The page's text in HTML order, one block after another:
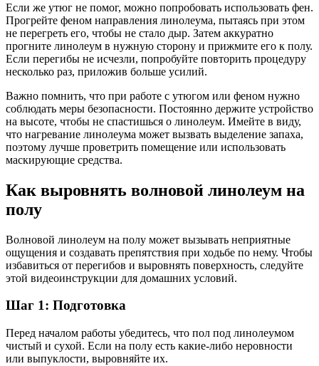
Если же утюг не помог, можно попробовать использовать фен.
Прогрейте феном направления линолеума, пытаясь при этом
не перегреть его, чтобы не стало дыр. Затем аккуратно
прогните линолеум в нужную сторону и прижмите его к полу.
Если перегибы не исчезли, попробуйте повторить процедуру
несколько раз, приложив больше усилий.
Важно помнить, что при работе с утюгом или феном нужно
соблюдать меры безопасности. Постоянно держите устройство
на высоте, чтобы не спастишься о линолеум. Имейте в виду,
что нагревание линолеума может вызвать выделение запаха,
поэтому лучше проветрить помещение или использовать
маскирующие средства.
Как выровнять волновой линолеум на
полу
Волновой линолеум на полу может вызывать неприятные
ощущения и создавать препятствия при ходьбе по нему. Чтобы
избавиться от перегибов и выровнять поверхность, следуйте
этой видеоинструкции для домашних условий.
Шаг 1: Подготовка
Перед началом работы убедитесь, что пол под линолеумом
чистый и сухой. Если на полу есть какие-либо неровности
или выпуклости, выровняйте их.